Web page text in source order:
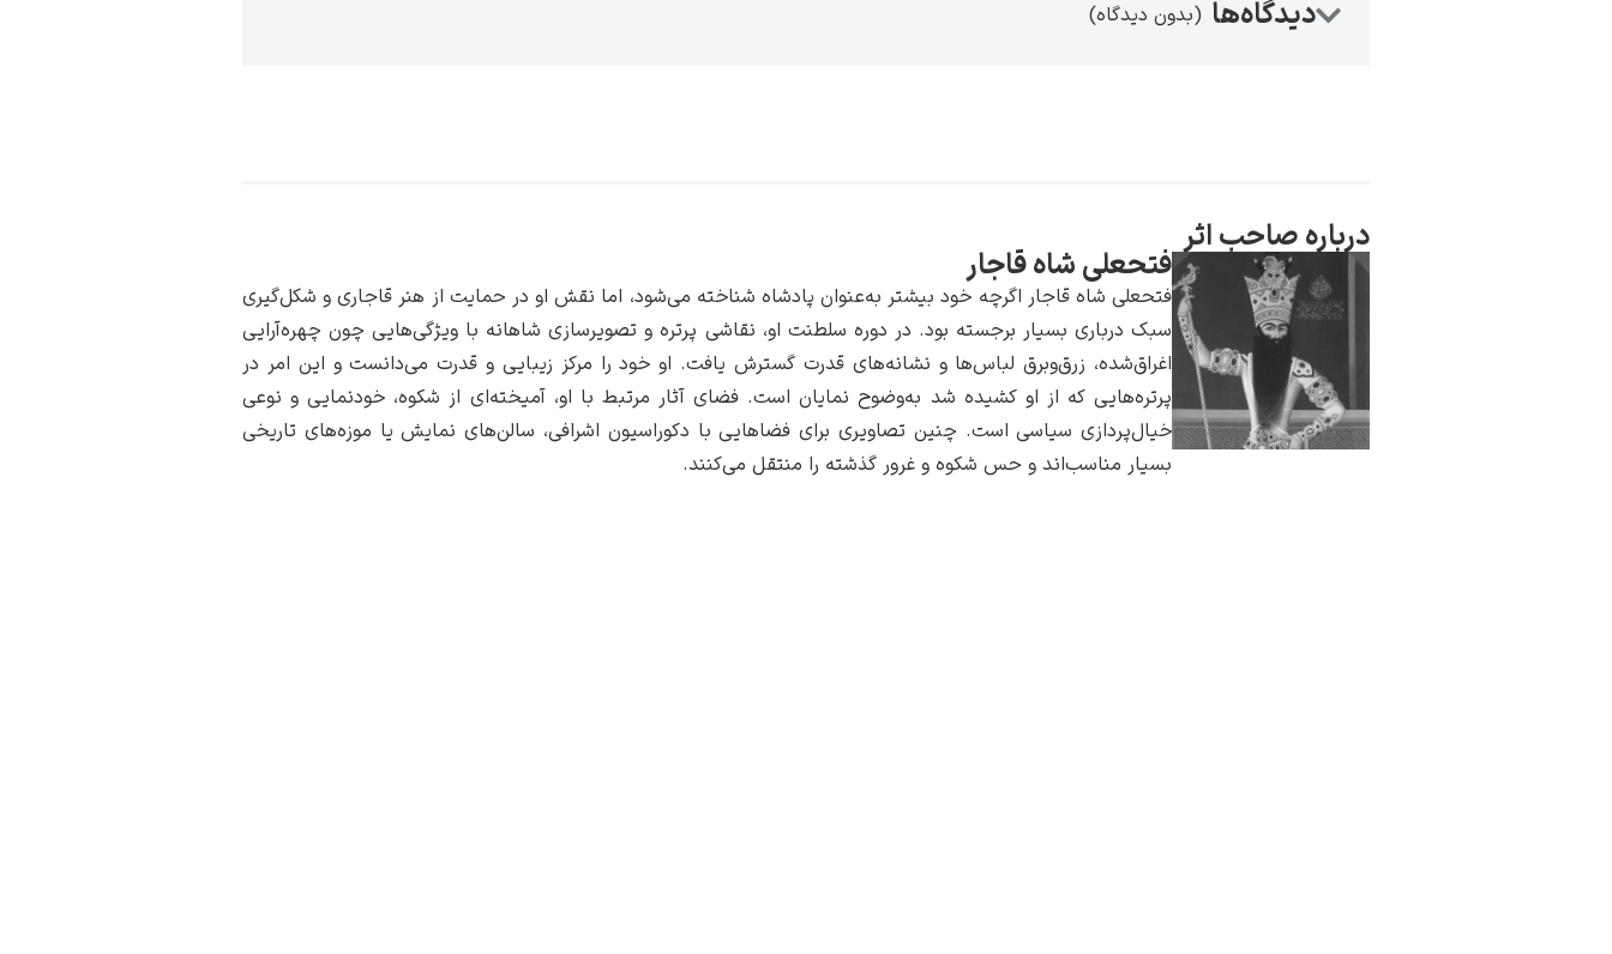
(بدون دیدگاه)
درباره صاحب اثر
فتحعلی شاه قاجار
فتحعلی شاه قاجار اگرچه خود بیشتر به‌عنوان پادشاه شناخته می‌شود، اما نقش او در حمایت از هنر قاجاری و شکل‌گیری
سبک درباری بسیار برجسته بود. در دوره سلطنت او، نقاشی پرتره و تصویرسازی شاهانه با ویژگی‌هایی چون چهره‌آرایی
اغراق‌شده، زرق‌وبرق لباس‌ها و نشانه‌های قدرت گسترش یافت. او خود را مرکز زیبایی و قدرت می‌دانست و این امر در
پرتره‌هایی که از او کشیده شد به‌وضوح نمایان است. فضای آثار مرتبط با او، آمیخته‌ای از شکوه، خودنمایی و نوعی
خیال‌پردازی سیاسی است. چنین تصاویری برای فضاهایی با دکوراسیون اشرافی، سالن‌های نمایش یا موزه‌های تاریخی
بسیار مناسب‌اند و حس شکوه و غرور گذشته را منتقل می‌کنند.